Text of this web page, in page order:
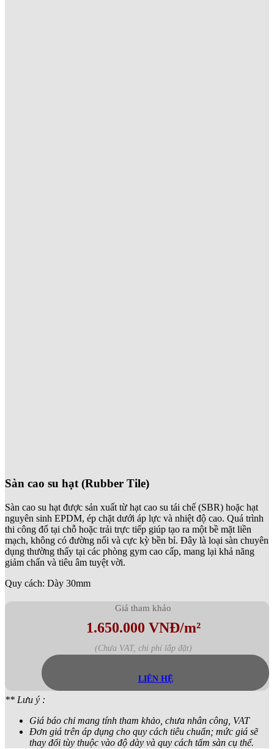
Sàn cao su hạt (Rubber Tile)
Sàn cao su hạt được sản xuất từ hạt cao su tái chế (SBR) hoặc hạt
nguyên sinh EPDM, ép chặt dưới áp lực và nhiệt độ cao. Quá trình
thi công đổ tại chỗ hoặc trải trực tiếp giúp tạo ra một bề mặt liền
mạch, không có đường nối và cực kỳ bền bỉ. Đây là loại sàn chuyên
dụng thường thấy tại các phòng gym cao cấp, mang lại khả năng
giảm chấn và tiêu âm tuyệt vời.
Quy cách: Dày 30mm
Giá tham khảo
1.650.000 VNĐ/m²
(Chưa VAT, chi phí lắp đặt)
LIÊN HỆ
** Lưu ý :
Giá báo chỉ mang tính tham khảo, chưa nhân công, VAT
Đơn giá trên áp dụng cho quy cách tiêu chuẩn; mức giá sẽ
thay đổi tùy thuộc vào độ dày và quy cách tấm sàn cụ thể.